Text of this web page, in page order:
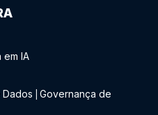
em IA
Dados
Governança de